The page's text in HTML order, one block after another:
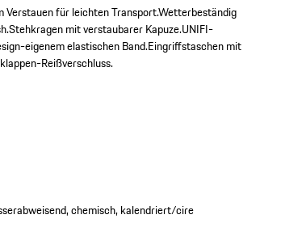
Verstauen für leichten Transport.Wetterbeständig
Stehkragen mit verstaubarer Kapuze.UNIFI-
eigenem elastischen Band.Eingriffstaschen mit
Reißverschluss.
chemisch, kalendriert/cire